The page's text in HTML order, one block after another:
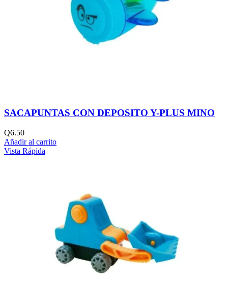
SACAPUNTAS CON DEPOSITO Y-PLUS MINO
Q6.50
Añadir al carrito
Vista Rápida